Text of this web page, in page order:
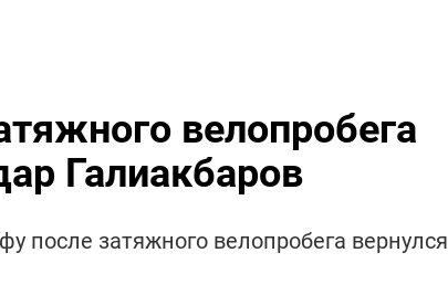
велопробега
Галиакбаров
после затяжного велопробега вернулся